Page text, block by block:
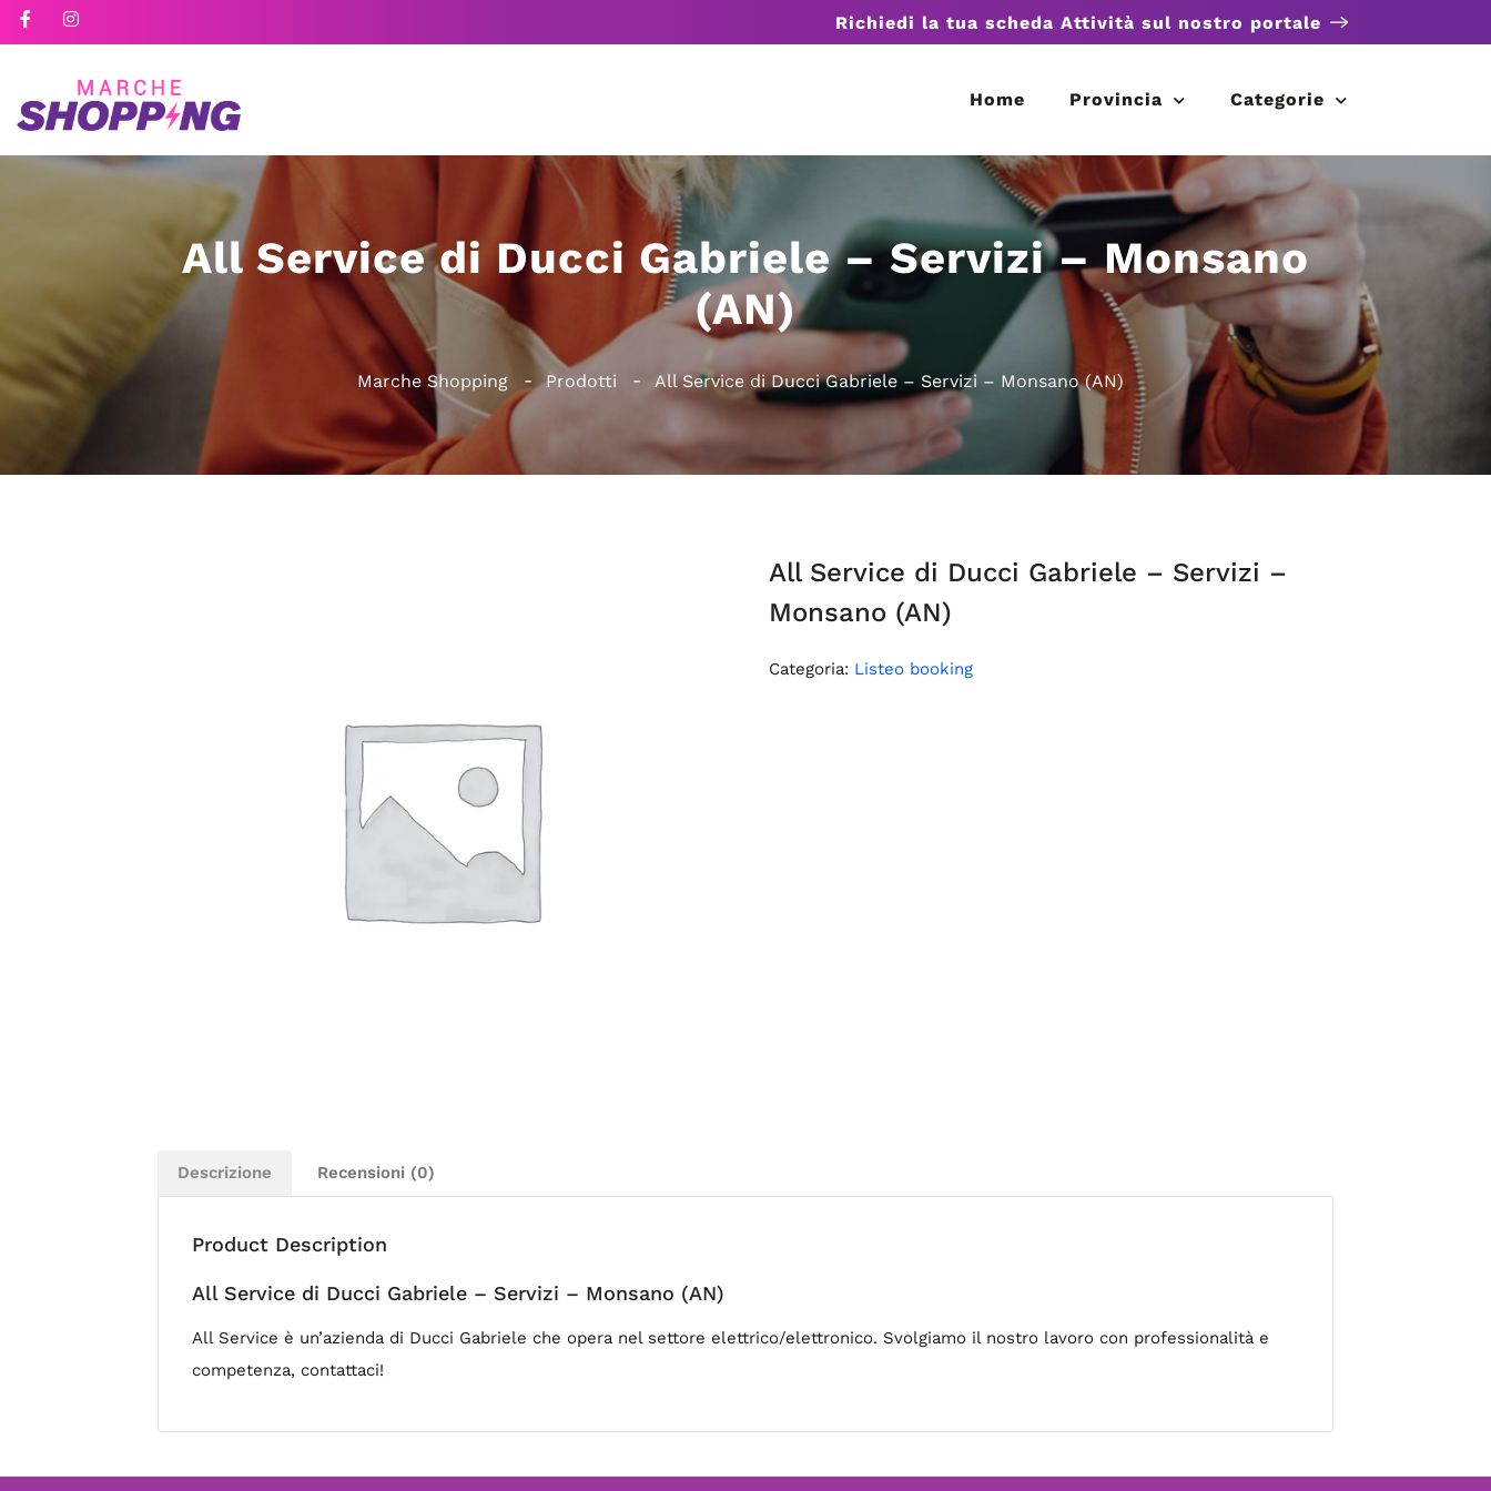
Richiedi la tua scheda Attività sul nostro portale
Home Provincia Categorie
All Service di Ducci Gabriele – Servizi – Monsano
(AN)
Marche Shopping Prodotti All Service di Ducci Gabriele – Servizi – Monsano (AN)
All Service di Ducci Gabriele – Servizi –
Monsano (AN)
Categoria: Listeo booking
Descrizione Recensioni (0)
Product Description
All Service di Ducci Gabriele – Servizi – Monsano (AN)
All Service è un’azienda di Ducci Gabriele che opera nel settore elettrico/elettronico. Svolgiamo il nostro lavoro con professionalità e
competenza, contattaci!